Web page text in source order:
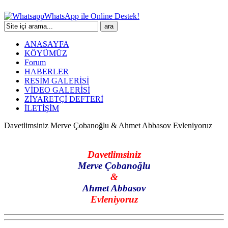
WhatsApp ile Online Destek!
ANASAYFA
KÖYÜMÜZ
Forum
HABERLER
RESİM GALERİSİ
VİDEO GALERİSİ
ZİYARETÇİ DEFTERİ
İLETİŞİM
Davetlimsiniz Merve Çobanoğlu & Ahmet Abbasov Evleniyoruz
Davetlimsiniz
Merve Çobanoğlu
&
Ahmet Abbasov
Evleniyoruz